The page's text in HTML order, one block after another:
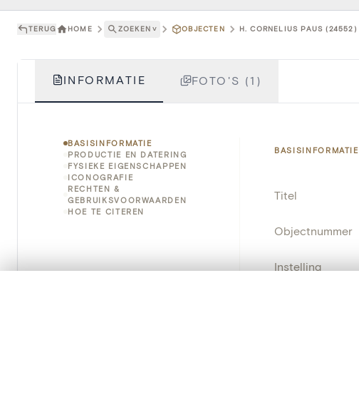
TERUG HOME ZOEKEN ˅ OBJECTEN H. CORNELIUS PAUS (24552)
INFORMATIE FOTO'S (1)
BASISINFORMATIE
PRODUCTIE EN DATERING
FYSIEKE EIGENSCHAPPEN
ICONOGRAFIE
RECHTEN &
GEBRUIKSVOORWAARDEN
HOE TE CITEREN
BASISINFORMATIE
Titel
Objectnummer
Instelling